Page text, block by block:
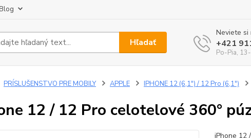
Blog
Hľadať
Neviete si
+421
Po-Pia,
PRÍSLUŠENSTVO PRE MOBILY APPLE IPHONE 12 (6,1") / 12 Pro (6,1")
12 / 12 Pro celotelové 360°
iPhone 12